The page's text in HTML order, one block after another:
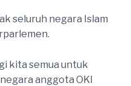
seluruh negara Islam
kita semua untuk
anggota OKI